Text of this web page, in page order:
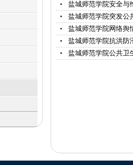
盐城师范学院安全与
盐城师范学院突发公
盐城师范学院网络舆
盐城师范学院抗洪防
盐城师范学院公共卫